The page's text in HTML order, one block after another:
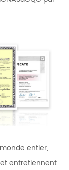
entier,
entretiennent